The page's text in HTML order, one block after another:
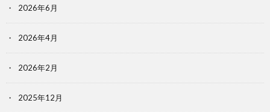
2026年6月
2026年4月
2026年2月
2025年12月